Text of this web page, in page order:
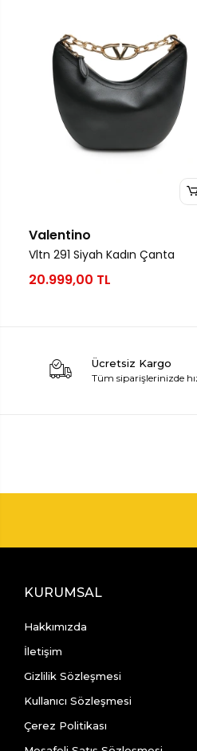
Valentino
Vltn 291 Siyah Kadın Çanta
20.999,00 TL
Ücretsiz Kargo
Tüm siparişlerinizde
KURUMSAL
Hakkımızda
İletişim
Gizlilik Sözleşmesi
Kullanıcı Sözleşmesi
Çerez Politikası